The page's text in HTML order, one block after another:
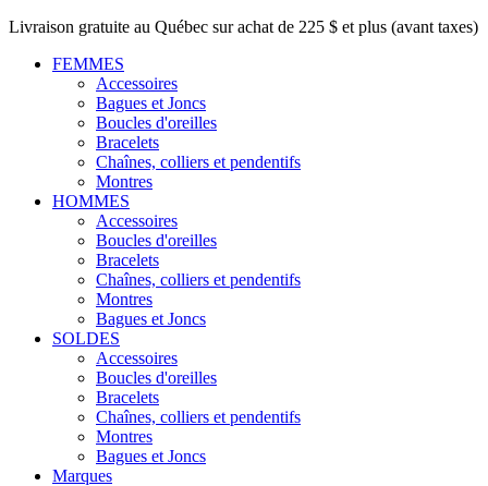
Livraison gratuite au Québec sur achat de 225 $ et plus (avant taxes)
FEMMES
Accessoires
Bagues et Joncs
Boucles d'oreilles
Bracelets
Chaînes, colliers et pendentifs
Montres
HOMMES
Accessoires
Boucles d'oreilles
Bracelets
Chaînes, colliers et pendentifs
Montres
Bagues et Joncs
SOLDES
Accessoires
Boucles d'oreilles
Bracelets
Chaînes, colliers et pendentifs
Montres
Bagues et Joncs
Marques